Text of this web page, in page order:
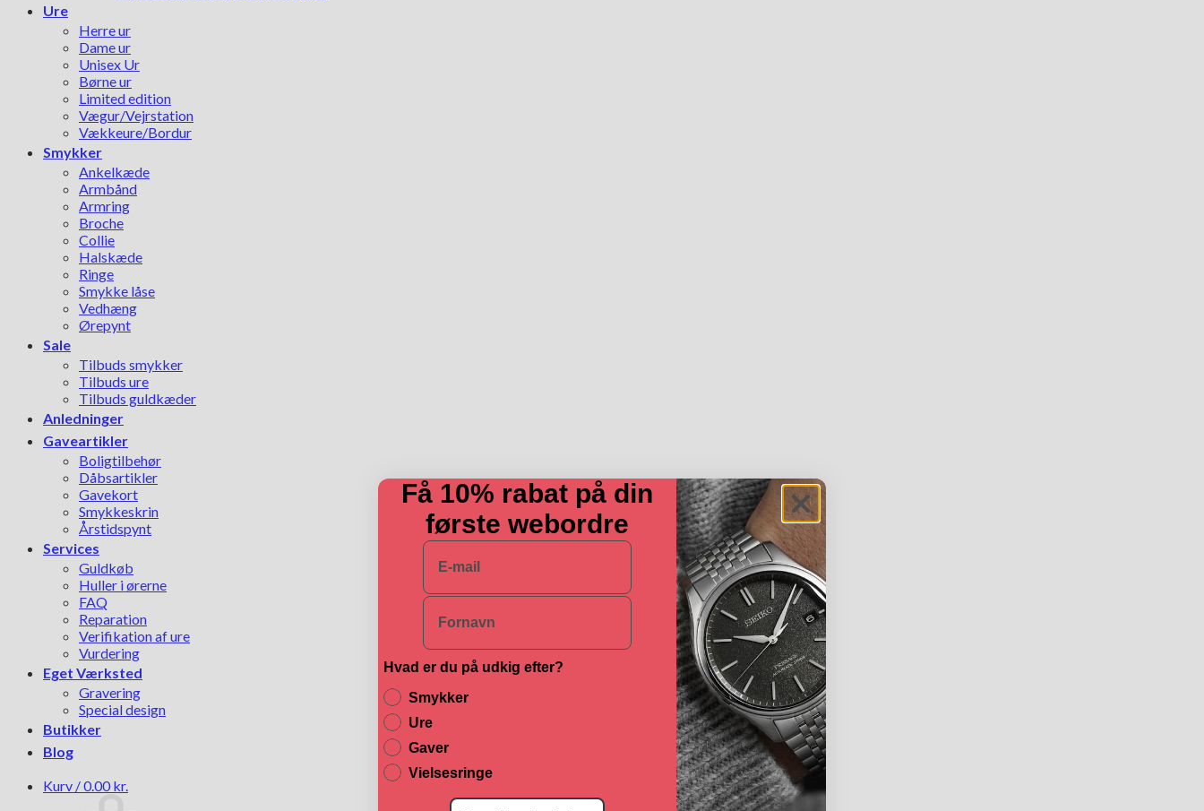
Ure
Herre ur
Dame ur
Unisex Ur
Børne ur
Limited edition
Vægur/Vejrstation
Vækkeure/Bordur
Smykker
Ankelkæde
Armbånd
Armring
Broche
Collie
Halskæde
Ringe
Smykke låse
Vedhæng
Ørepynt
Sale
Tilbuds smykker
Tilbuds ure
Tilbuds guldkæder
Anledninger
Gaveartikler
Boligtilbehør
Dåbsartikler
Gavekort
Smykkeskrin
Årstidspynt
Services
Guldkøb
Huller i ørerne
FAQ
Reparation
Verifikation af ure
Vurdering
Eget Værksted
Gravering
Special design
Butikker
Blog
Kurv /0.00 kr.
Få 10% rabat på din
første webordre
E-mail
Navn
Hvad er du på udkig efter?
Smykker
Ure
Gaver
Vielsesringe